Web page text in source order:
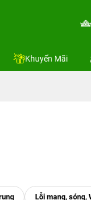
Khuyến Mãi